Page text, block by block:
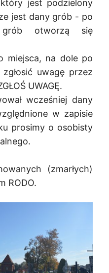
jest podzielony
jest dany grób - po
otworzą się
miejsca, na dole po
uwagę przez
UWAGĘ.
wcześniej dany
w zapisie
prosimy o osobisty
(zmarłych)
RODO.